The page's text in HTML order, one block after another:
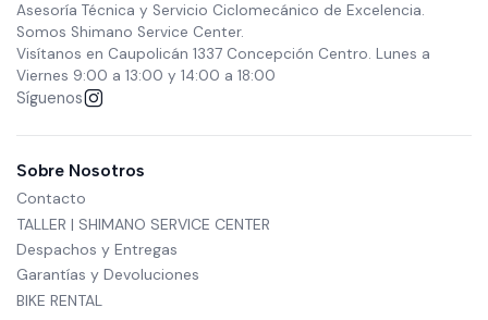
Asesoría Técnica y Servicio Ciclomecánico de Excelencia.
Somos Shimano Service Center.
Visítanos en Caupolicán 1337 Concepción Centro. Lunes a
Viernes 9:00 a 13:00 y 14:00 a 18:00
Síguenos
Sobre Nosotros
Contacto
TALLER | SHIMANO SERVICE CENTER
Despachos y Entregas
Garantías y Devoluciones
BIKE RENTAL